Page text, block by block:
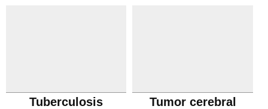
Tuberculosis Tumor cerebral